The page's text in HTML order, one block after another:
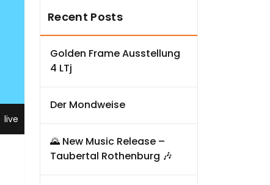
live
Recent Posts
Golden Frame Ausstellung
4 LTj
Der Mondweise
🌄 New Music Release –
Taubertal Rothenburg 🎶